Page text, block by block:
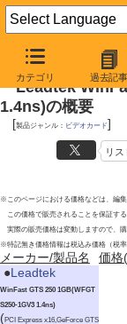
カテゴリ 過去記事
2010年5月29日号
Leadtek
1.4ns)の概要
[製品ジャンル： ビデオカード]
リス
※このページにおける価格などは、編
この価格で販売されることを保証する
実際の販売価格は変動しますので、購
※特記無き価格情報は税込み価格（税率
メーカー/製品名 価格
●Leadtek
WinFast GTS 250 1GB(WFGT
S250-1GV3 1.4ns)
(PCI Express x16,GeForce GTS